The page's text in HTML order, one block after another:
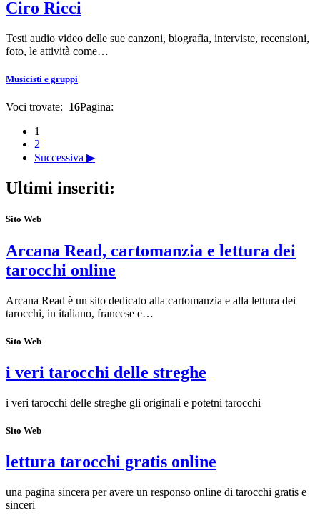
Ciro Ricci
Testi audio video delle sue canzoni, biografia, interviste, recensioni,
foto, le attività come…
Musicisti e gruppi
Voci trovate: 16Pagina:
1
2
Successiva ▶
Ultimi inseriti:
Sito Web
Arcana Read, cartomanzia e lettura dei
tarocchi online
Arcana Read è un sito dedicato alla cartomanzia e alla lettura dei
tarocchi, in italiano, francese e…
Sito Web
i veri tarocchi delle streghe
i veri tarocchi delle streghe gli originali e potetni tarocchi
Sito Web
lettura tarocchi gratis online
una pagina sincera per avere un responso online di tarocchi gratis e
sinceri